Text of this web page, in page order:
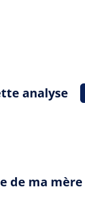
analyse
de ma